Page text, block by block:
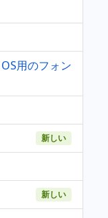
用のフォン
新しい
新しい